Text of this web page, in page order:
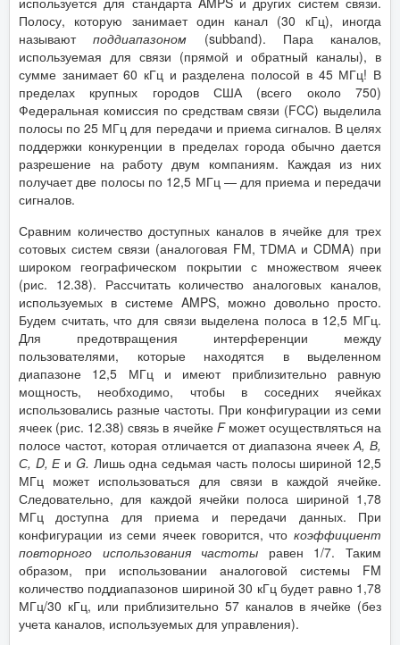
Полосу, которую занимает один канал (30 кГц), иногда
называютподдиапазоном (subband). Пара каналов,
используемая для связи (прямой и обратный каналы), в
сумме занимает 60 кГц и разделена полосой в 45 МГц! В
пределах крупных городов США (всего около 750)
Федеральная комиссия по средствам связи (FCC) выделила
полосы по 25 МГц для передачи и приема сигналов. В целях
поддержки конкуренции в пределах города обычно дается
разрешение на работу двум компаниям. Каждая из них
получает две полосы по 12,5 МГц — для приема и передачи
сигналов.
Сравним количество доступных каналов в ячейке для трех
сотовых систем связи (аналоговая FM, ТDМА и CDMA) при
широком географическом покрытии с множеством ячеек
(рис. 12.38). Рассчитать количество аналоговых каналов,
используемых в системе AMPS, можно довольно просто.
Будем считать, что для связи выделена полоса в 12,5 МГц.
Для предотвращения интерференции между
пользователями, которые находятся в выделенном
диапазоне 12,5 МГц и имеют приблизительно равную
мощность, необходимо, чтобы в соседних ячейках
использовались разные частоты. При конфигурации из семи
ячеек (рис. 12.38) связь в ячейке Fможет осуществляться на
полосе частот, которая отличается от диапазона ячеекА, В,
С, D, Е и G. Лишь одна седьмая часть полосы шириной 12,5
МГц может использоваться для связи в каждой ячейке.
Следовательно, для каждой ячейки полоса шириной 1,78
МГц доступна для приема и передачи данных. При
конфигурации из семи ячеек говорится, что коэффициент
повторного использования частоты равен 1/7. Таким
образом, при использовании аналоговой системы FM
количество поддиапазонов шириной 30 кГц будет равно 1,78
МГц/30 кГц, или приблизительно 57 каналов в ячейке (без
учета каналов, используемых для управления).